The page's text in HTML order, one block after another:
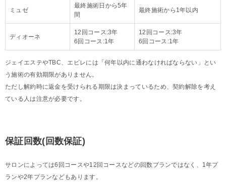
ミュゼ
最終施術日から5年
間
最終施術から1年以内
ディオーネ
12回コース:3年
6回コース:1年
12回コース:3年
6回コース:1年
ジェイエステやTBC、エピレには「何年以内に通わなければならない」とい
う施術の有効期限がありません。
ただし解約時に返金を受けられる期限は決まっているため、契約解除を考え
ている人は注意が必要です。
保証回数(回数保証)
サロンによっては6回コースや12回コースなどの回数プランではなく、1年プ
ランや2年プランなどもあります。